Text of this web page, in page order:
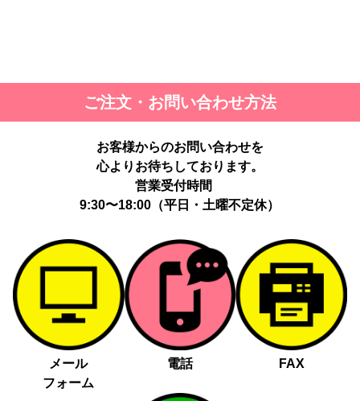
ご注文・お問い合わせ方法
お客様からのお問い合わせを
心よりお待ちしております。
営業受付時間
9:30〜18:00（平日・土曜不定休）
メール
フォーム
電話 FAX